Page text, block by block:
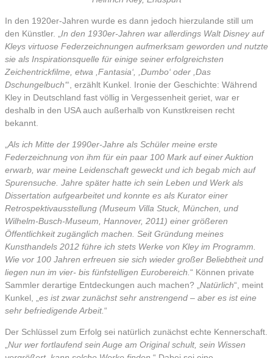
In den 1920er-Jahren wurde es dann jedoch hierzulande still um
den Künstler. „ In den 1930er-Jahren war allerdings Walt Disney auf
Kleys virtuose Federzeichnungen aufmerksam geworden und nutzte
sie als Inspirationsquelle für einige seiner erfolgreichsten
Zeichentrickfilme, etwa ,Fantasia‘, ,Dumbo‘ oder ,Das
Dschungelbuch‘“, erzählt Kunkel. Ironie der Geschichte: Während
Kley in Deutschland fast völlig in Vergessenheit geriet, war er
deshalb in den USA auch außerhalb von Kunstkreisen recht
bekannt.
Als ich Mitte der 1990er-Jahre als Schüler meine erste
Federzeichnung von ihm für ein paar 100 Mark auf einer Auktion
erwarb, war meine Leidenschaft geweckt und ich begab mich auf
Spurensuche. Jahre später hatte ich sein Leben und Werk als
Dissertation aufgearbeitet und konnte es als Kurator einer
Retrospektivausstellung (Museum Villa Stuck, München, und
Wilhelm-Busch-Museum, Hannover, 2011) einer größeren
Öffentlichkeit zugänglich machen. Seit Gründung meines
Kunsthandels 2012 führe ich stets Werke von Kley im Programm.
Wie vor 100 Jahren erfreuen sie sich wieder großer Beliebtheit und
liegen nun im vier- bis fünfstelligen Eurobereich. “ Können private
Sammler derartige Entdeckungen auch machen? „ Natürlich“, meint
Kunkel, „ es ist zwar zunächst sehr anstrengend – aber es ist eine
sehr befriedigende Arbeit.“
Der Schlüssel zum Erfolg sei natürlich zunächst echte Kennerschaft.
Nur wer fortlaufend sein Auge am Original schult, sein Wissen